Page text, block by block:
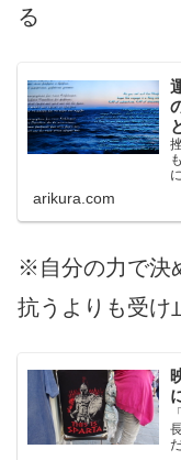
る
arikura.com
※自分の力で決
抗うよりも受け